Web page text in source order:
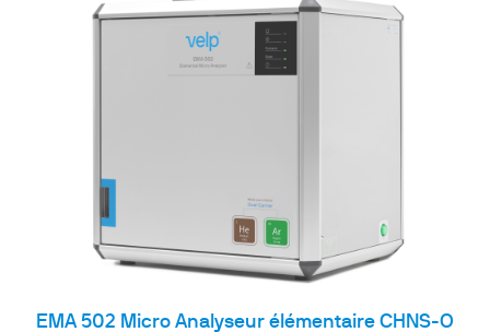
EMA 502 Micro Analyseur élémentaire CHNS-O